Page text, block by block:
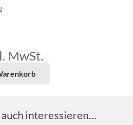
MwSt.
auch interessieren…